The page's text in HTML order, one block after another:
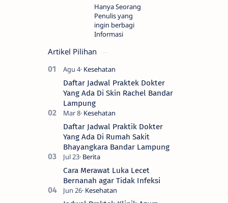
Hanya Seorang
Penulis yang
ingin berbagi
Informasi
Artikel Pilihan
Daftar Jadwal Praktek Dokter
Yang Ada Di Skin Rachel Bandar
Lampung
Daftar Jadwal Praktik Dokter
Yang Ada Di Rumah Sakit
Bhayangkara Bandar Lampung
Cara Merawat Luka Lecet
Bernanah agar Tidak Infeksi